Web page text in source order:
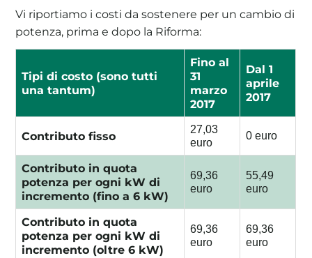
Vi riportiamo i costi da sostenere per un cambio di
potenza, prima e dopo la Riforma:
Tipi di costo (sono tutti
una tantum)
Fino al
31
marzo
2017
Dal 1
aprile
2017
Contributo fisso
27,03
euro
0 euro
Contributo in quota
potenza per ogni kW di
incremento (fino a 6 kW)
69,36
euro
55,49
euro
Contributo in quota
potenza per ogni kW di
incremento (oltre 6 kW)
69,36
euro
69,36
euro